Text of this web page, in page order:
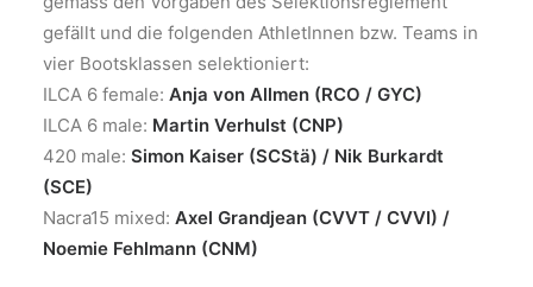
gefällt und die folgenden AthletInnen bzw. Teams in
vier Bootsklassen selektioniert:
ILCA 6 female: Anja von Allmen (RCO / GYC)
ILCA 6 male: Martin Verhulst (CNP)
420 male: Simon Kaiser (SCStä) / Nik Burkardt
(SCE)
Nacra15 mixed: Axel Grandjean (CVVT / CVVI) /
Noemie Fehlmann (CNM)